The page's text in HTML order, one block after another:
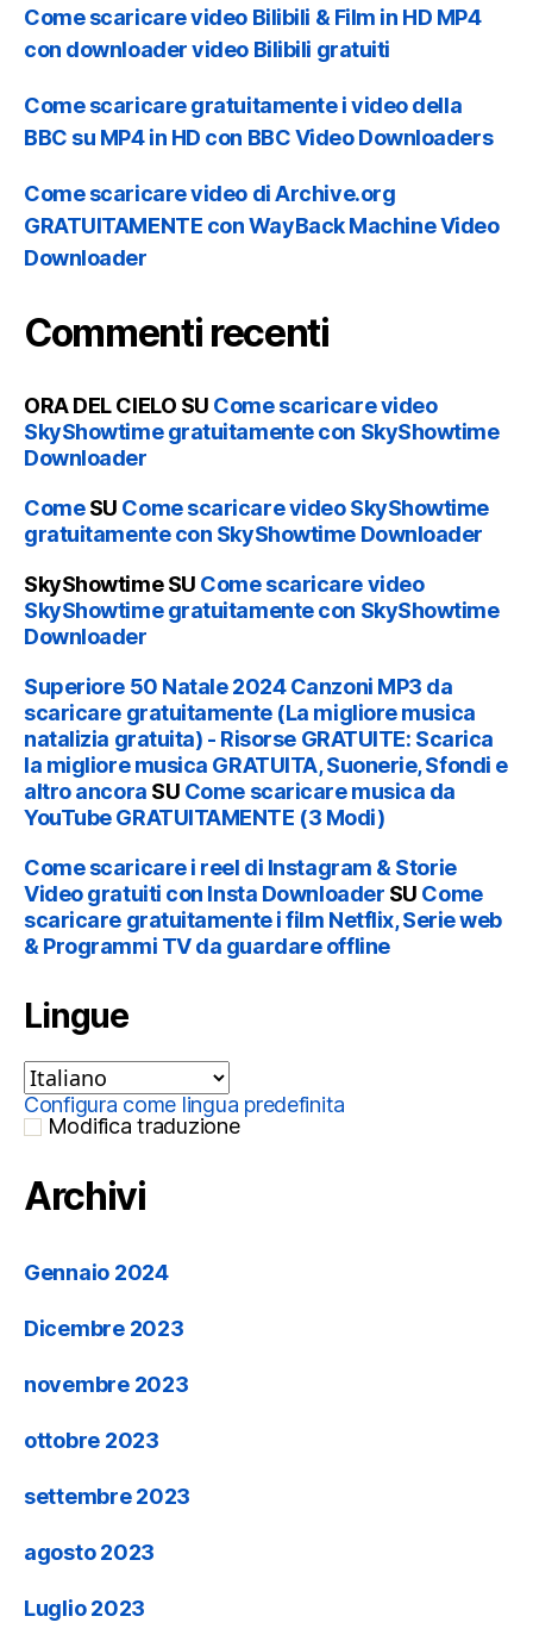
Come scaricare video Bilibili & Film in HD MP4
con downloader video Bilibili gratuiti
Come scaricare gratuitamente i video della
BBC su MP4 in HD con BBC Video Downloaders
Come scaricare video di Archive.org
GRATUITAMENTE con WayBack Machine Video
Downloader
Commenti recenti
ORA DEL CIELO SU Come scaricare video
SkyShowtime gratuitamente con SkyShowtime
Downloader
ComeSU Come scaricare video SkyShowtime
gratuitamente con SkyShowtime Downloader
SkyShowtimeSU Come scaricare video
SkyShowtime gratuitamente con SkyShowtime
Downloader
Superiore 50 Natale 2024 Canzoni MP3 da
scaricare gratuitamente (La migliore musica
natalizia gratuita) - Risorse GRATUITE: Scarica
la migliore musica GRATUITA, Suonerie, Sfondi e
altro ancora SU Come scaricare musica da
YouTube GRATUITAMENTE (3 Modi)
Come scaricare i reel di Instagram & Storie
Video gratuiti con Insta Downloader SU Come
scaricare gratuitamente i film Netflix, Serie web
& Programmi TV da guardare offline
Lingue
Configura come lingua predefinita
Modifica traduzione
Archivi
Gennaio 2024
Dicembre 2023
novembre 2023
ottobre 2023
settembre 2023
agosto 2023
Luglio 2023